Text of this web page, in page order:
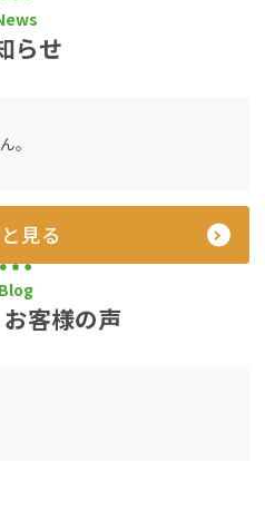
らせ
。
見る
Blog
客様の声